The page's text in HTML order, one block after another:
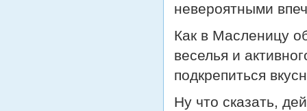
невероятными
Как в Масленицу
веселья и
подкрепиться
Ну что сказать,